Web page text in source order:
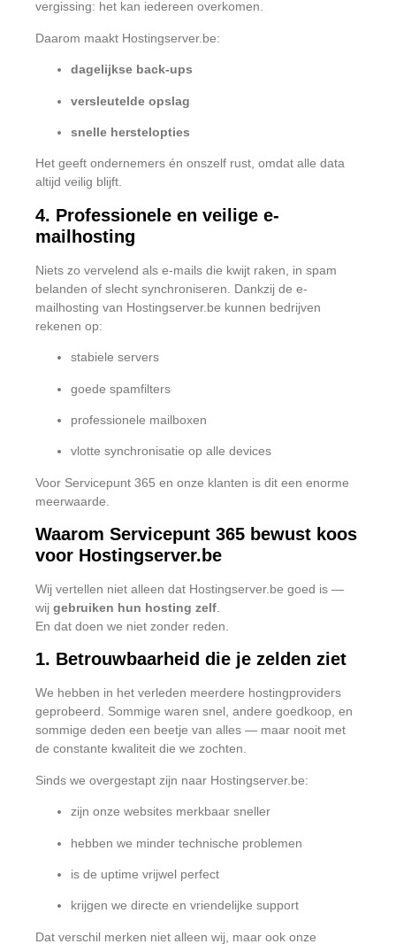
vergissing: het kan iedereen overkomen.
Daarom maakt Hostingserver.be:
dagelijkse back-ups
versleutelde opslag
snelle herstelopties
Het geeft ondernemers én onszelf rust, omdat alle data
altijd veilig blijft.
4. Professionele en veilige e-
mailhosting
Niets zo vervelend als e-mails die kwijt raken, in spam
belanden of slecht synchroniseren. Dankzij de e-
mailhosting van Hostingserver.be kunnen bedrijven
rekenen op:
stabiele servers
goede spamfilters
professionele mailboxen
vlotte synchronisatie op alle devices
Voor Servicepunt 365 en onze klanten is dit een enorme
meerwaarde.
Waarom Servicepunt 365 bewust koos
voor Hostingserver.be
Wij vertellen niet alleen dat Hostingserver.be goed is —
wij gebruiken hun hosting zelf
En dat doen we niet zonder reden.
1. Betrouwbaarheid die je zelden ziet
We hebben in het verleden meerdere hostingproviders
geprobeerd. Sommige waren snel, andere goedkoop, en
sommige deden een beetje van alles — maar nooit met
de constante kwaliteit die we zochten.
Sinds we overgestapt zijn naar Hostingserver.be:
zijn onze websites merkbaar sneller
hebben we minder technische problemen
is de uptime vrijwel perfect
krijgen we directe en vriendelijke support
Dat verschil merken niet alleen wij, maar ook onze